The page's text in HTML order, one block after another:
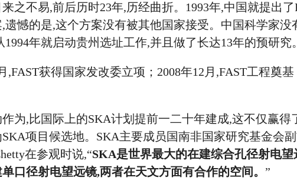
之不易,前后历时23年,历经曲折。1993年,中国就提出了
遗憾的是,这个方案没有被其他国家接受。中国科学家没
1994年就启动贵州选址工作,并且做了长达13年的预研究。
,FAST获得国家发改委立项；2008年12月,FAST工程奠基
为,比国际上的SKA计划提前一二十年建成,这不仅赢得
项目候选地。SKA主要成员国南非国家研究基金会
在参观时说,“SKA是世界最大的在建综合孔径射电
口径射电望远镜,两者在天文方面有合作的空间。 ”